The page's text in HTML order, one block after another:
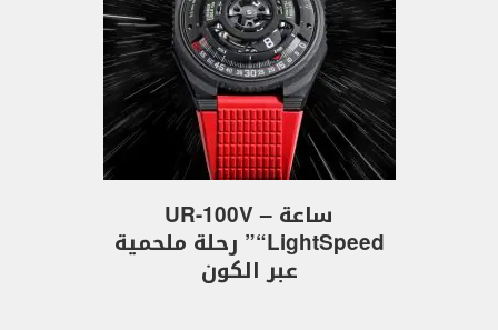
ساعة UR-100V –
“LightSpeed” رحلة ملحمية
عبر الكون